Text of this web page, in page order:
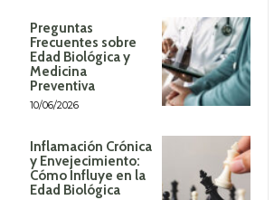
Preguntas
Frecuentes sobre
Edad Biológica y
Medicina
Preventiva
10/06/2026
Inflamación Crónica
y Envejecimiento:
Cómo Influye en la
Edad Biológica